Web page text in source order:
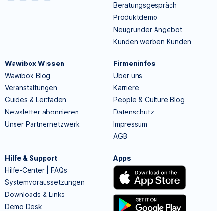
Beratungsgespräch
Produktdemo
Neugründer Angebot
Kunden werben Kunden
Wawibox Wissen
Wawibox Blog
Veranstaltungen
Guides & Leitfäden
Newsletter abonnieren
Unser Partnernetzwerk
Firmeninfos
Über uns
Karriere
People & Culture Blog
Datenschutz
Impressum
AGB
Hilfe & Support
Hilfe-Center | FAQs
Systemvoraussetzungen
Downloads & Links
Demo Desk
Apps